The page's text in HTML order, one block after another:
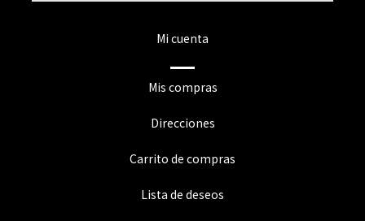
Mi cuenta
Mis compras
Direcciones
Carrito de compras
Lista de deseos